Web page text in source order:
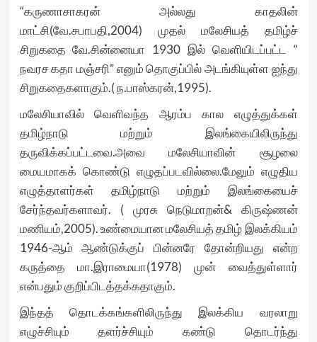
“கருணாசாகரன் அல்லது காதலின்
மாட்சி(வே.சபாபதி,2004) முதல் மலேசியத் தமிழ்ச்
சிறுகதை வே.சின்னையா 1930 இல் வெளியிடப்பட்ட “
நவரச கதா மஞ்சரி” எனும் தொகுப்பில் அடங்கியுள்ள ஐந்து
சிறுகதைகளாகும்.( ந.பாஸ்கரன்,1995).
மலேசியாவில் வெளிவந்த ஆரம்ப கால எழுத்துக்கள்
தமிழ்நாடு மற்றும் இலங்கையிலிருந்து
தருவிக்கப்பட்டவை.அவை மலேசியாவின் சூழலை
மையமாகக் கொண்டு எழுதப்படவில்லை.மேலும் எழுதிய
எழுத்தாளர்கள் தமிழ்நாடு மற்றும் இலங்கையைச்
சேர்ந்தவர்களாவர். ( முரசு நெடுமாறன்& கிருஷ்ணன்
மணியம்,2005). உண்மையான மலேசியத் தமிழ் இலக்கியம்
1946-ஆம் ஆண்டுக்குப் பின்னரே தோன்றியது என்ற
கருத்தை மா.இராமையா(1978) முன் வைத்துள்ளார்
என்பதும் குறிப்பிடத்தக்கதாகும்.
இந்தத் தொடக்கங்களிலிருந்து இலக்கிய வரலாறு
எழுச்சியும் தளர்ச்சியும் கண்டு தொடர்ந்து